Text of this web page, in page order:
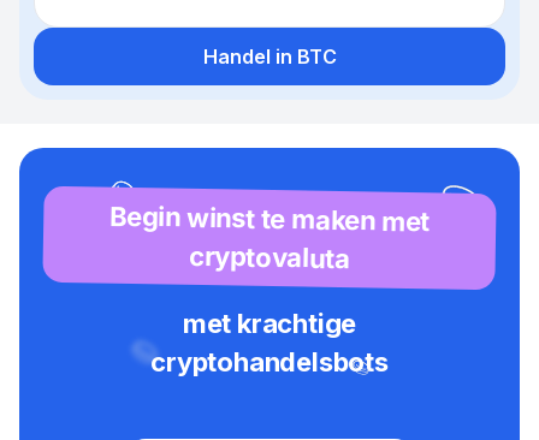
Handel in BTC
Begin winst te maken met
cryptovaluta
met krachtige
cryptohandelsbots